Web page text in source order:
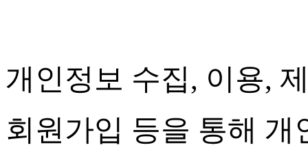
개인정보 수집, 이용,
회원가입 등을 통해 개